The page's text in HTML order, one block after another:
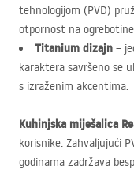
tehnologijom (PVD)
otpornost na
Titanium dizajn –
karaktera savršeno se
s izraženim akcentima.
Kuhinjska miješalica
korisnike. Zahvaljujući
godinama zadržava